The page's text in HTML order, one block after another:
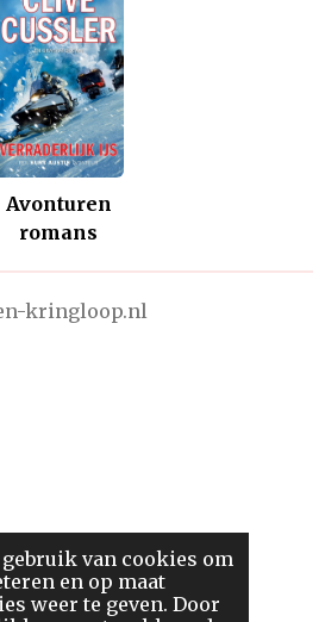
van cookies om
en op maat
weer te geven. Door
Avonturen
romans
kringloop.nl